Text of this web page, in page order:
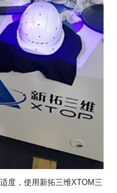
度，使用新拓三维XTOM三